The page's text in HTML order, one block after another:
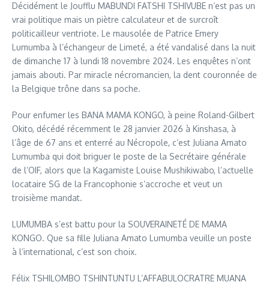
Décidément le Joufflu MABUNDI FATSHI TSHIVUBE n’est pas un
vrai politique mais un piètre calculateur et de surcroît
politicailleur ventriote. Le mausolée de Patrice Emery
Lumumba à l’échangeur de Limeté, a été vandalisé dans la nuit
de dimanche 17 à lundi 18 novembre 2024. Les enquêtes n’ont
jamais abouti. Par miracle nécromancien, la dent couronnée de
la Belgique trône dans sa poche.
Pour enfumer les BANA MAMA KONGO, à peine Roland-Gilbert
Okito, décédé récemment le 28 janvier 2026 à Kinshasa, à
l’âge de 67 ans et enterré au Nécropole, c’est Juliana Amato
Lumumba qui doit briguer le poste de la Secrétaire générale
de l’OIF, alors que la Kagamiste Louise Mushikiwabo, l’actuelle
locataire SG de la Francophonie s’accroche et veut un
troisième mandat.
LUMUMBA s’est battu pour la SOUVERAINETÉ DE MAMA
KONGO. Que sa fille Juliana Amato Lumumba veuille un poste
à l’international, c’est son choix.
Félix TSHILOMBO TSHINTUNTU L’AFFABULOCRATRE MUANA